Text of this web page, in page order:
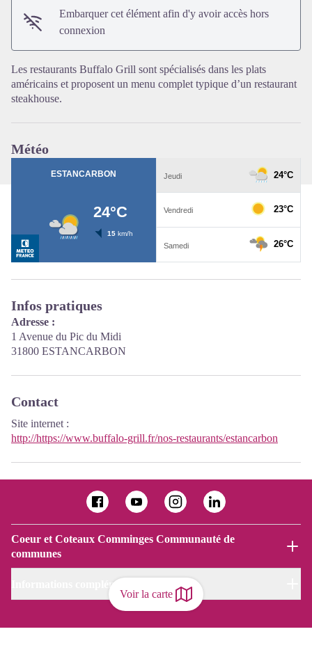
Voir la carte
Embarquer cet élément afin d'y avoir accès hors
connexion
Les restaurants Buffalo Grill sont spécialisés dans les plats
américains et proposent un menu complet typique d’un restaurant
steakhouse.
Météo
Infos pratiques
Adresse :
1 Avenue du Pic du Midi
31800 ESTANCARBON
Contact
Site internet :
http://https://www.buffalo-grill.fr/nos-restaurants/estancarbon
Coeur et Coteaux Comminges Communauté de
communes
Informations complémentaires